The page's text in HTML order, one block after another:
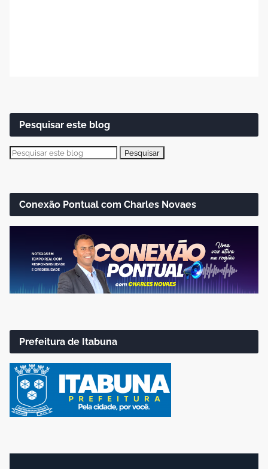
Pesquisar este blog
Conexão Pontual com Charles Novaes
Prefeitura de Itabuna